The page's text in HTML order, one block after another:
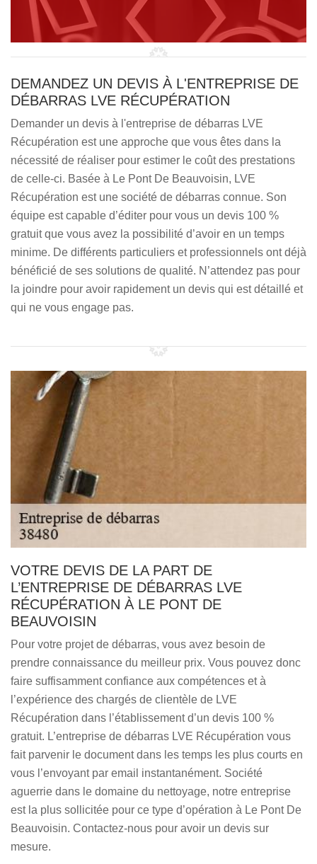
DEMANDEZ UN DEVIS À L'ENTREPRISE DE
DÉBARRAS LVE RÉCUPÉRATION
Demander un devis à l'entreprise de débarras LVE
Récupération est une approche que vous êtes dans la
nécessité de réaliser pour estimer le coût des prestations
de celle-ci. Basée à Le Pont De Beauvoisin, LVE
Récupération est une société de débarras connue. Son
équipe est capable d’éditer pour vous un devis 100 %
gratuit que vous avez la possibilité d’avoir en un temps
minime. De différents particuliers et professionnels ont déjà
bénéficié de ses solutions de qualité. N’attendez pas pour
la joindre pour avoir rapidement un devis qui est détaillé et
qui ne vous engage pas.
VOTRE DEVIS DE LA PART DE
L’ENTREPRISE DE DÉBARRAS LVE
RÉCUPÉRATION À LE PONT DE
BEAUVOISIN
Pour votre projet de débarras, vous avez besoin de
prendre connaissance du meilleur prix. Vous pouvez donc
faire suffisamment confiance aux compétences et à
l’expérience des chargés de clientèle de LVE
Récupération dans l’établissement d’un devis 100 %
gratuit. L’entreprise de débarras LVE Récupération vous
fait parvenir le document dans les temps les plus courts en
vous l’envoyant par email instantanément. Société
aguerrie dans le domaine du nettoyage, notre entreprise
est la plus sollicitée pour ce type d’opération à Le Pont De
Beauvoisin. Contactez-nous pour avoir un devis sur
mesure.